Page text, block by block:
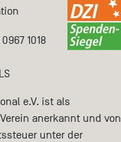
1018
e.V. ist als
anerkannt und von
unter der